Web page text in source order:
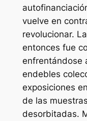
vuelve en
revolucionar.
entonces fue
enfrentándose
endebles
exposiciones
de las
desorbitadas.